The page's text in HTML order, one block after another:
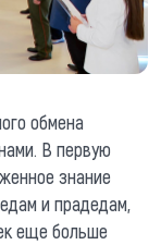
обмена
В первую
знание
и прадедам,
еще больше